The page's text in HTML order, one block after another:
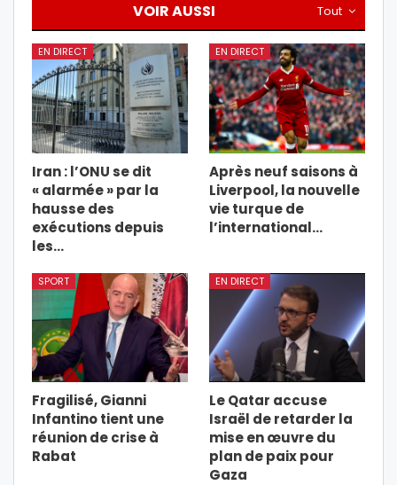
Tout
VOIR AUSSI
EN DIRECT
Iran : l’ONU se dit
« alarmée » par la
hausse des
exécutions depuis
les…
EN DIRECT
Après neuf saisons à
Liverpool, la nouvelle
vie turque de
l’international…
SPORT
Fragilisé, Gianni
Infantino tient une
réunion de crise à
Rabat
EN DIRECT
Le Qatar accuse
Israël de retarder la
mise en œuvre du
plan de paix pour
Gaza